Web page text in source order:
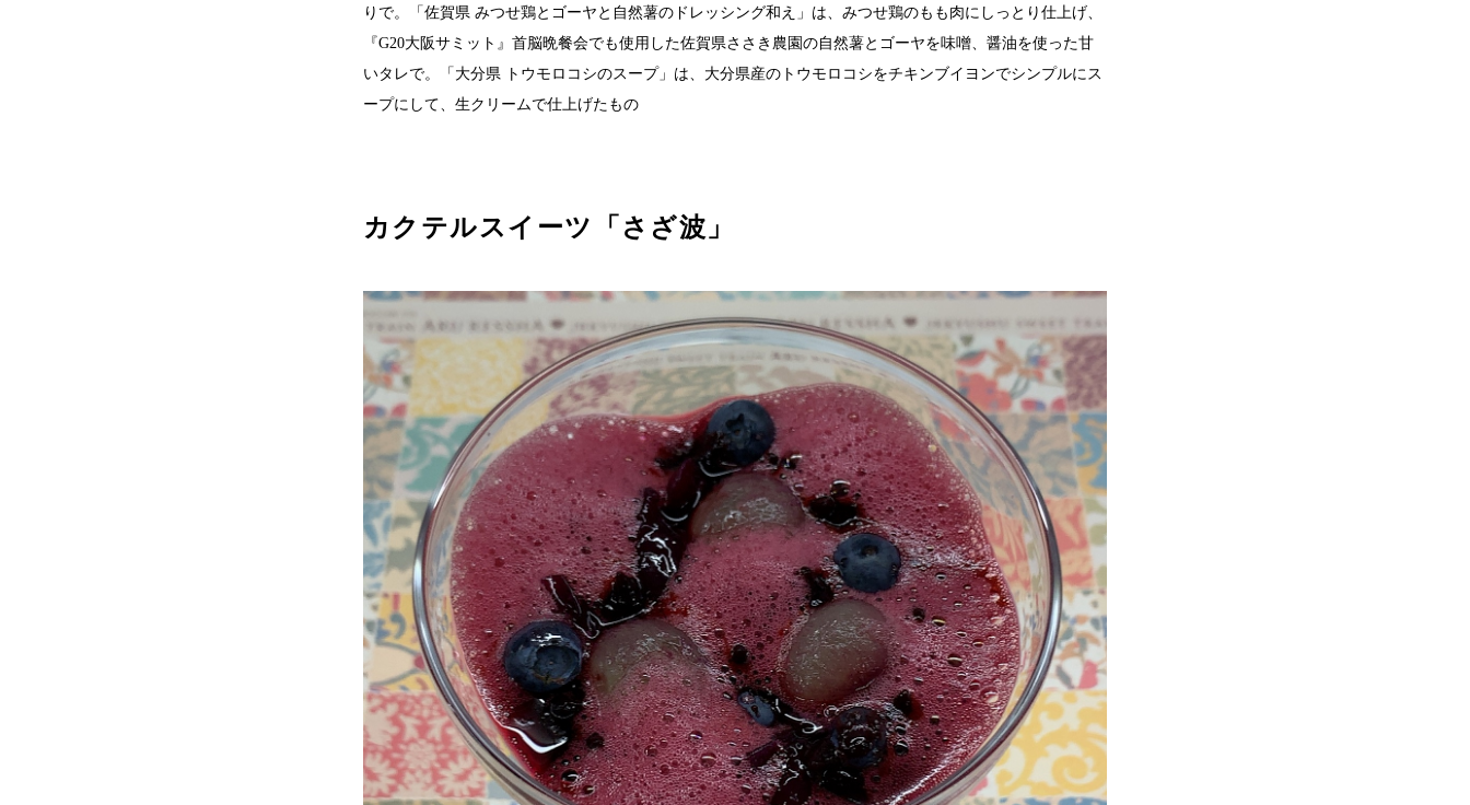
りで。「佐賀県 みつせ鶏とゴーヤと自然薯のドレッシング和え」は、みつせ鶏のもも肉にしっとり仕上げ、
『G20大阪サミット』首脳晩餐会でも使用した佐賀県ささき農園の自然薯とゴーヤを味噌、醤油を使った甘
いタレで。「大分県 トウモロコシのスープ」は、大分県産のトウモロコシをチキンブイヨンでシンプルにス
ープにして、生クリームで仕上げたもの
カクテルスイーツ「さざ波」